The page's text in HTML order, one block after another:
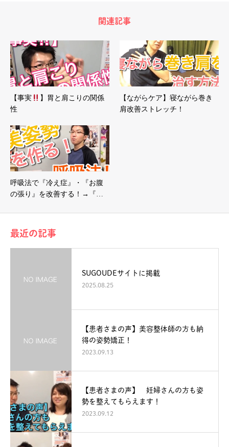
関連記事
【事実
】胃と肩こりの関係
性
【ながらケア】寝ながら巻き
肩改善ストレッチ！
呼吸法で『冷え症』・『お腹
の張り』を改善する！→『…
最近の記事
SUGOUDEサイトに掲載
2025.08.25
【患者さまの声】美容整体師の方も納
得の姿勢矯正！
2023.09.13
【患者さまの声】 妊婦さんの方も姿
勢を整えてもらえます！
2023.09.12